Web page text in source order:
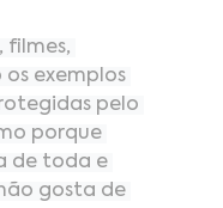
filmes,
exemplos
pelo
porque
de toda e
gosta de